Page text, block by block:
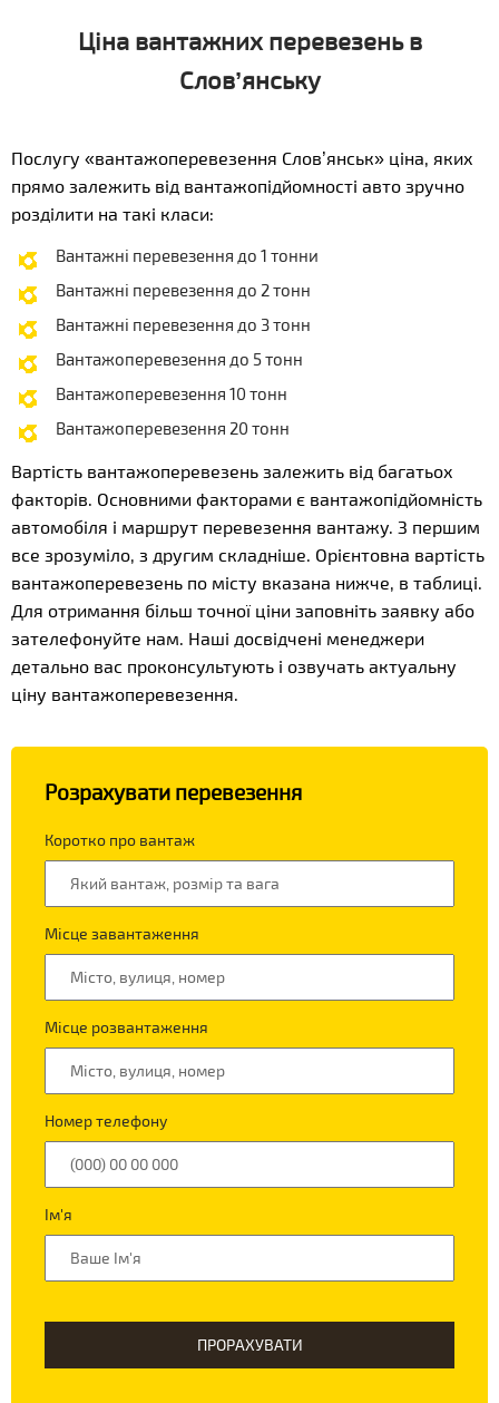
Ціна вантажних перевезень в
Слов’янську
Послугу «вантажоперевезення Слов’янськ» ціна, яких
прямо залежить від вантажопідйомності авто зручно
розділити на такі класи:
Вантажні перевезення до 1 тонни
Вантажні перевезення до 2 тонн
Вантажні перевезення до 3 тонн
Вантажоперевезення до 5 тонн
Вантажоперевезення 10 тонн
Вантажоперевезення 20 тонн
Вартість вантажоперевезень залежить від багатьох
факторів. Основними факторами є вантажопідйомність
автомобіля і маршрут перевезення вантажу. З першим
все зрозуміло, з другим складніше. Орієнтовна вартість
вантажоперевезень по місту вказана нижче, в таблиці.
Для отримання більш точної ціни заповніть заявку або
зателефонуйте нам. Наші досвідчені менеджери
детально вас проконсультують і озвучать актуальну
ціну вантажоперевезення.
Розрахувати перевезення
Коротко про вантаж
Місце завантаження
Місце розвантаження
Номер телефону
Ім'я
ПРОРАХУВАТИ